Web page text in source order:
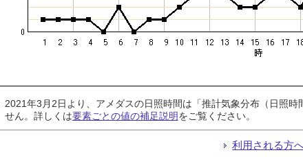
2021年3月2日より、アメダスの日照時間は「推計気象分布（日照
せん。詳しくは要素ごとの値の補足説明をご覧ください。
利用される方